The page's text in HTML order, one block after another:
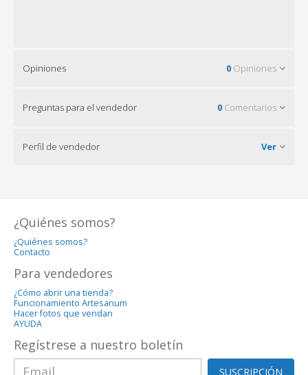
Opiniones 0 Opiniones
Preguntas para el vendedor 0 Comentarios
Perfil de vendedor Ver
¿Quiénes somos?
¿Quiénes somos?
Contacto
Para vendedores
¿Cómo abrir una tienda?
Funcionamiento Artesanum
Hacer fotos que vendan
AYUDA
Regístrese a nuestro boletín
SUSCRIPCIÓN